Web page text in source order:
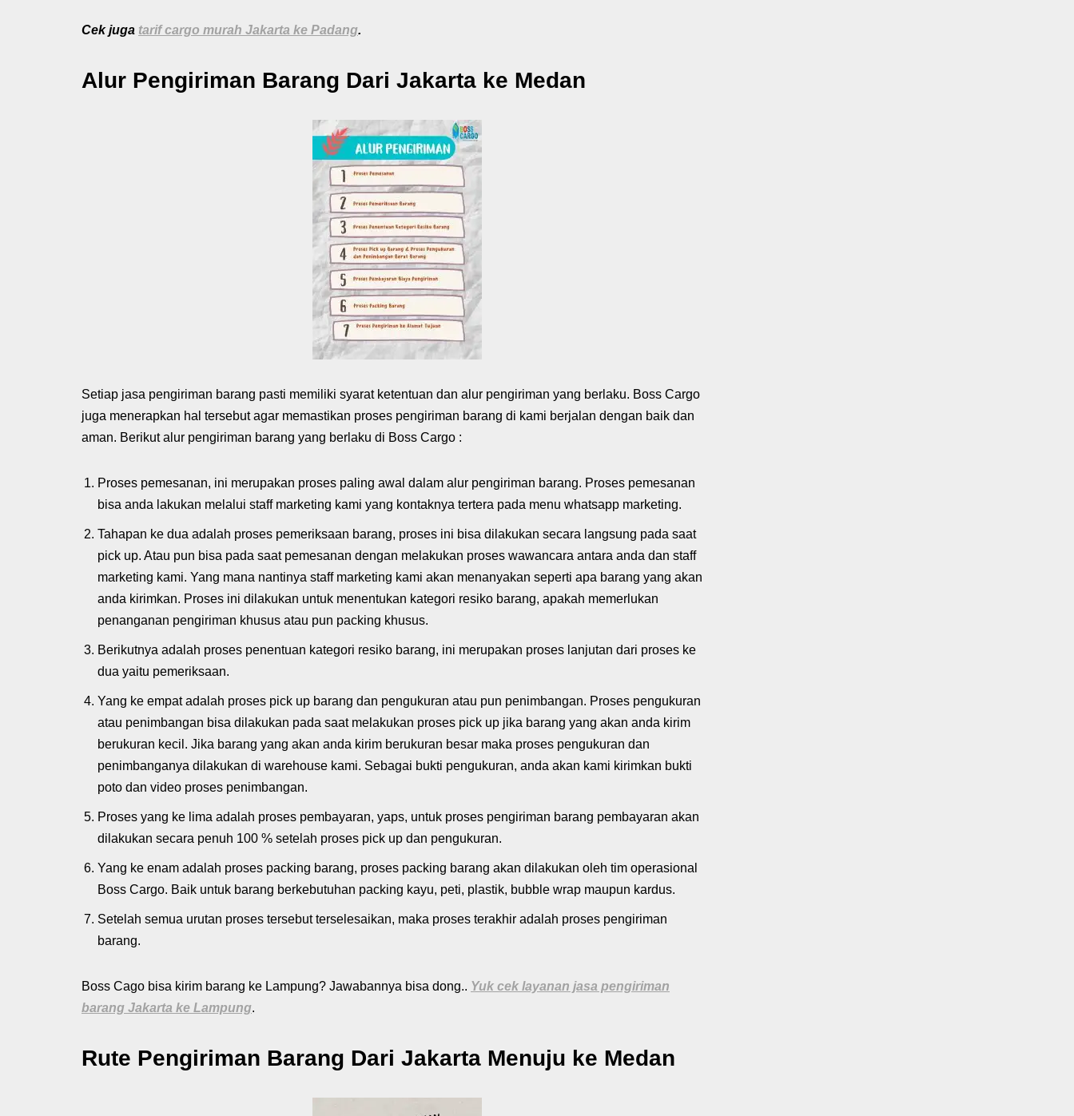
Cek juga tarif cargo murah Jakarta ke Padang.
Alur Pengiriman Barang Dari Jakarta ke Medan
Setiap jasa pengiriman barang pasti memiliki syarat ketentuan dan alur pengiriman yang berlaku. Boss Cargo
juga menerapkan hal tersebut agar memastikan proses pengiriman barang di kami berjalan dengan baik dan
aman. Berikut alur pengiriman barang yang berlaku di Boss Cargo :
Proses pemesanan, ini merupakan proses paling awal dalam alur pengiriman barang. Proses pemesanan
bisa anda lakukan melalui staff marketing kami yang kontaknya tertera pada menu whatsapp marketing.
Tahapan ke dua adalah proses pemeriksaan barang, proses ini bisa dilakukan secara langsung pada saat
pick up. Atau pun bisa pada saat pemesanan dengan melakukan proses wawancara antara anda dan staff
marketing kami. Yang mana nantinya staff marketing kami akan menanyakan seperti apa barang yang akan
anda kirimkan. Proses ini dilakukan untuk menentukan kategori resiko barang, apakah memerlukan
penanganan pengiriman khusus atau pun packing khusus.
Berikutnya adalah proses penentuan kategori resiko barang, ini merupakan proses lanjutan dari proses ke
dua yaitu pemeriksaan.
Yang ke empat adalah proses pick up barang dan pengukuran atau pun penimbangan. Proses pengukuran
atau penimbangan bisa dilakukan pada saat melakukan proses pick up jika barang yang akan anda kirim
berukuran kecil. Jika barang yang akan anda kirim berukuran besar maka proses pengukuran dan
penimbanganya dilakukan di warehouse kami. Sebagai bukti pengukuran, anda akan kami kirimkan bukti
poto dan video proses penimbangan.
Proses yang ke lima adalah proses pembayaran, yaps, untuk proses pengiriman barang pembayaran akan
dilakukan secara penuh 100 % setelah proses pick up dan pengukuran.
Yang ke enam adalah proses packing barang, proses packing barang akan dilakukan oleh tim operasional
Boss Cargo. Baik untuk barang berkebutuhan packing kayu, peti, plastik, bubble wrap maupun kardus.
Setelah semua urutan proses tersebut terselesaikan, maka proses terakhir adalah proses pengiriman
barang.
Boss Cago bisa kirim barang ke Lampung? Jawabannya bisa dong.. Yuk cek layanan jasa pengiriman
barang Jakarta ke Lampung.
Rute Pengiriman Barang Dari Jakarta Menuju ke Medan